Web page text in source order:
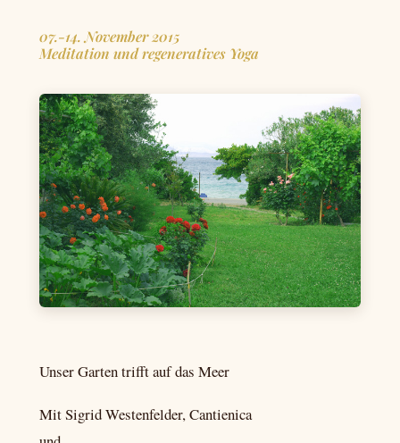
07.-14. November 2015
Meditation und regeneratives Yoga
Unser Garten trifft auf das Meer
Mit Sigrid Westenfelder, Cantienica